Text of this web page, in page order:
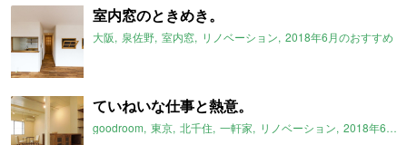
室内窓のときめき。
大阪 泉佐野 室内窓 リノベーション 2018年6月のおすすめ
ていねいな仕事と熱意。
goodroom 東京 北千住 一軒家 リノベーション 2018年6月のおすすめ